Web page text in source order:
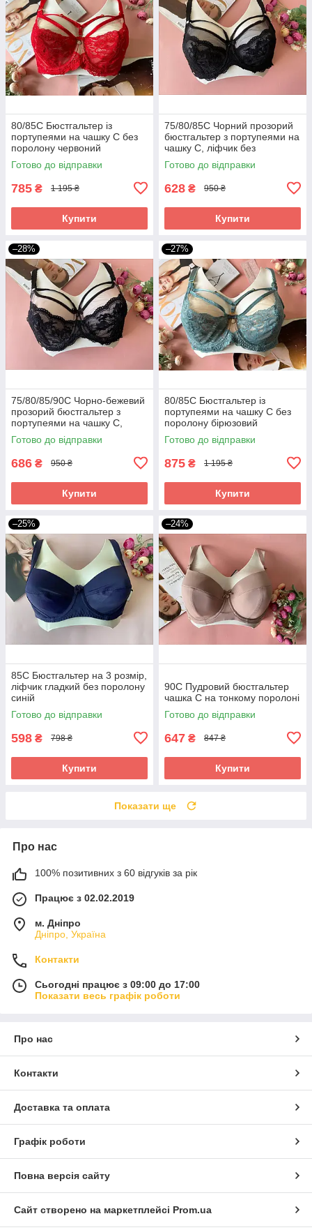
80/85С Бюстгальтер із
портупеями на чашку С без
поролону червоний
Готово до відправки
785 ₴ 1 195 ₴
Купити
75/80/85С Чорний прозорий
бюстгальтер з портупеями на
чашку С, ліфчик без
поролона 3 розмір
Готово до відправки
628 ₴ 950 ₴
Купити
–28%
75/80/85/90С Чорно-бежевий
прозорий бюстгальтер з
портупеями на чашку С,
ліфчик без поролона на 3
розмір
Готово до відправки
686 ₴ 950 ₴
Купити
–27%
80/85С Бюстгальтер із
портупеями на чашку С без
поролону бірюзовий
Готово до відправки
875 ₴ 1 195 ₴
Купити
–25%
85C Бюстгальтер на 3 розмір,
ліфчик гладкий без поролону
синій
Готово до відправки
598 ₴ 798 ₴
Купити
–24%
90С Пудровий бюстгальтер
чашка С на тонкому поролоні
Готово до відправки
647 ₴ 847 ₴
Купити
Показати ще
Про нас
100% позитивних з 60 відгуків за рік
Працює з 02.02.2019
м. Дніпро
Дніпро, Україна
Контакти
Сьогодні працює з 09:00 до 17:00
Показати весь графік роботи
Про нас
Контакти
Доставка та оплата
Графік роботи
Повна версія сайту
Сайт створено на маркетплейсі Prom.ua